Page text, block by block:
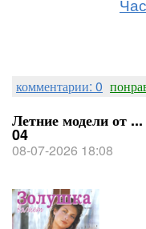
комментарии: 0
Летние модели от
04
08-07-2026 18:08